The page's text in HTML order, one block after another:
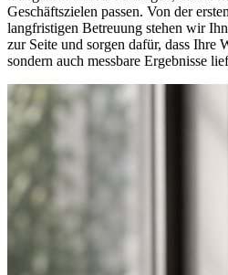
Geschäftszielen passen. Von der
langfristigen Betreuung stehen wir
zur Seite und sorgen dafür, dass Ihre
sondern auch messbare Ergebnisse